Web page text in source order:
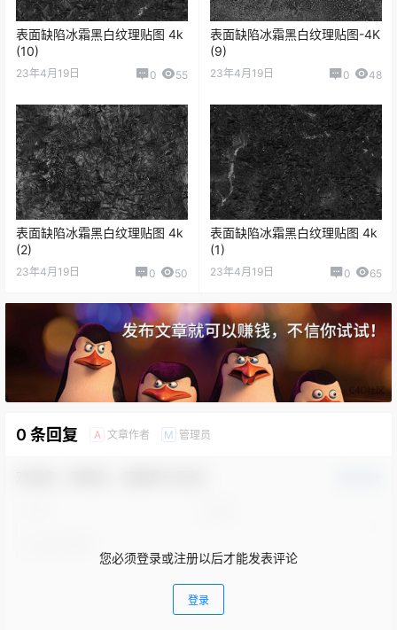
表面缺陷冰霜黑白纹理贴图 4k
(10)
23年4月19日 0 55
表面缺陷冰霜黑白纹理贴图-4K
(9)
23年4月19日 0 48
表面缺陷冰霜黑白纹理贴图 4k
(2)
23年4月19日 0 50
表面缺陷冰霜黑白纹理贴图 4k
(1)
23年4月19日 0 65
0 条回复 A 文章作者 M 管理员
您必须登录或注册以后才能发表评论
登录